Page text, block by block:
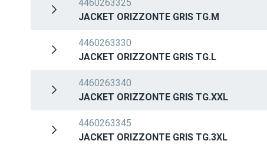
4460263325
JACKET ORIZZONTE GRIS TG.M
4460263330
JACKET ORIZZONTE GRIS TG.L
4460263340
JACKET ORIZZONTE GRIS TG.XXL
4460263345
JACKET ORIZZONTE GRIS TG.3XL